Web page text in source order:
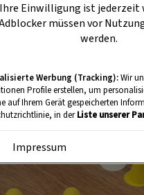
Ihre Einwilligung ist jederzeit
müssen vor
werden.
Werbung (Tracking):Wir
Profile erstellen, um
auf Ihrem Gerät gespeicherten
in derListe unserer
Impressum